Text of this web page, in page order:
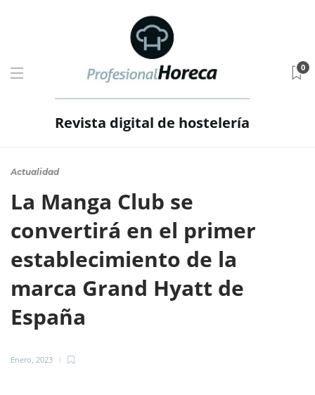
Revista digital de hostelería
0
Actualidad
La Manga Club se
convertirá en el primer
establecimiento de la
marca Grand Hyatt de
España
Enero, 2023